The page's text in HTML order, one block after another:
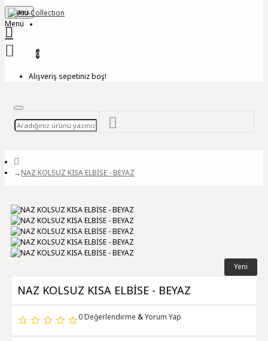
Menu
0
Alışveriş sepetiniz boş!
NAZ KOLSUZ KISA ELBİSE - BEYAZ
Yeni
NAZ KOLSUZ KISA ELBİSE - BEYAZ
0 Değerlendirme &Yorum Yap